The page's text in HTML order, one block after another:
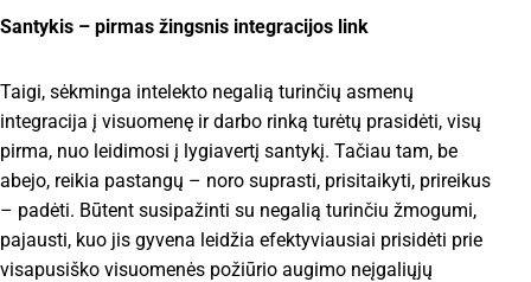
Santykis – pirmas žingsnis integracijos link
Taigi, sėkminga intelekto negalią turinčių asmenų
integracija į visuomenę ir darbo rinką turėtų prasidėti, visų
pirma, nuo leidimosi į lygiavertį santykį. Tačiau tam, be
abejo, reikia pastangų – noro suprasti, prisitaikyti, prireikus
– padėti. Būtent susipažinti su negalią turinčiu žmogumi,
pajausti, kuo jis gyvena leidžia efektyviausiai prisidėti prie
visapusiško visuomenės požiūrio augimo neįgaliųjų